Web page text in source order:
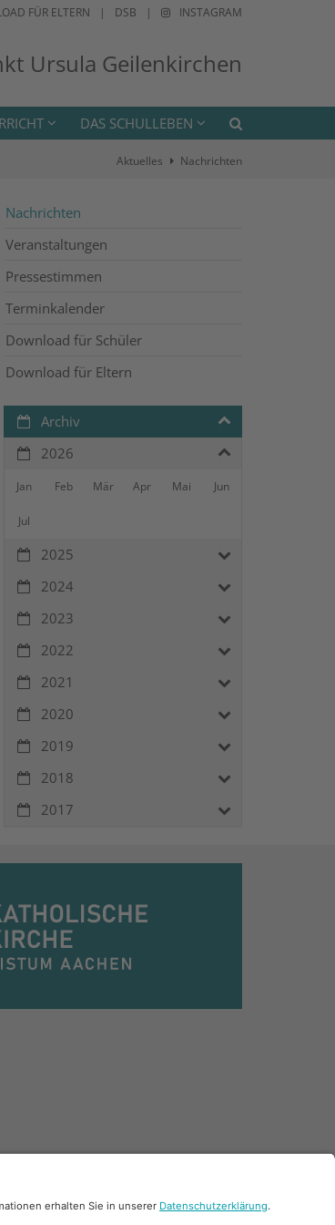
FÜR ELTERN DSB INSTAGRAM
Ursula Geilenkirchen
DAS SCHULLEBEN
Aktuelles Nachrichten
Nachrichten
Veranstaltungen
Pressestimmen
Terminkalender
Download für Schüler
Download für Eltern
Archiv
2026
Jan Feb Mär Apr Mai Jun
Jul
2025
2024
2023
2022
2021
2020
2019
2018
2017